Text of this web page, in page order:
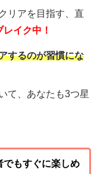
リアを目指す、直
レイク中！
するのが習慣にな
て、あなたも3つ星
でもすぐに楽しめ